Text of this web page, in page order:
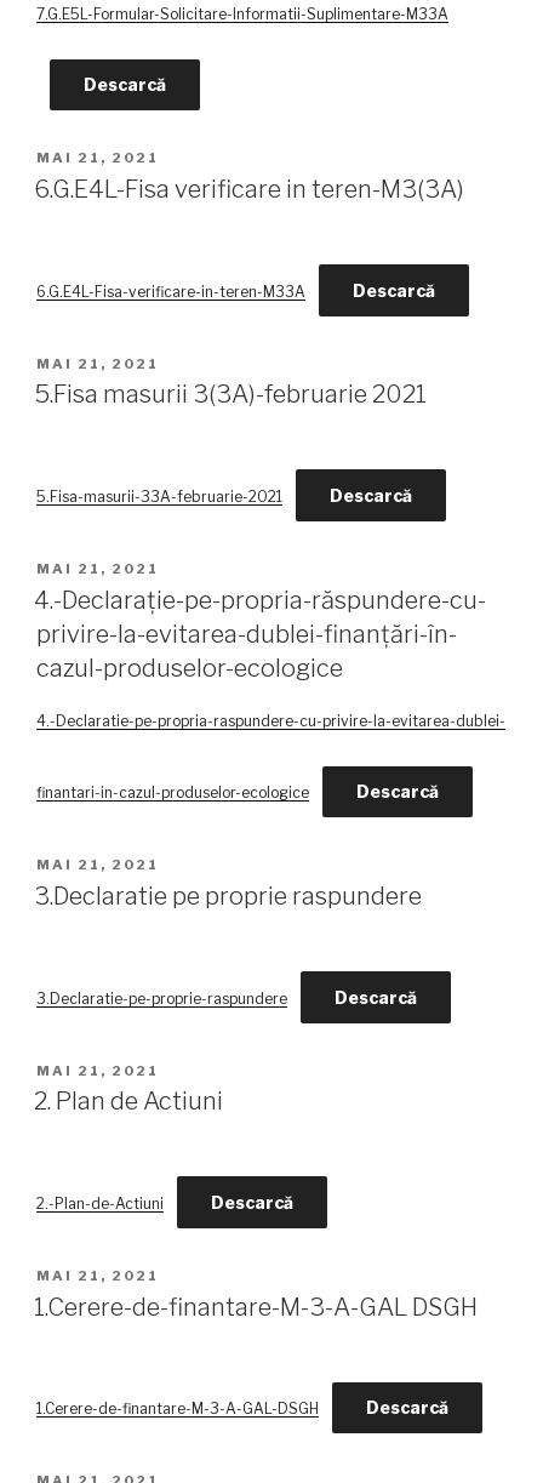
7.G.E5L-Formular-Solicitare-Informatii-Suplimentare-M33A
Descarcă
PUBLICAT
PE
MAI 21, 2021
6.G.E4L-Fisa verificare in teren-M3(3A)
6.G.E4L-Fisa-verificare-in-teren-M33A Descarcă
PUBLICAT
PE
MAI 21, 2021
5.Fisa masurii 3(3A)-februarie 2021
5.Fisa-masurii-33A-februarie-2021 Descarcă
PUBLICAT
PE
MAI 21, 2021
4.-Declaraţie-pe-propria-răspundere-cu-
privire-la-evitarea-dublei-finanțări-în-
cazul-produselor-ecologice
4.-Declaratie-pe-propria-raspundere-cu-privire-la-evitarea-dublei-
finantari-in-cazul-produselor-ecologice Descarcă
PUBLICAT
PE
MAI 21, 2021
3.Declaratie pe proprie raspundere
3.Declaratie-pe-proprie-raspundere Descarcă
PUBLICAT
PE
MAI 21, 2021
2. Plan de Actiuni
2.-Plan-de-Actiuni Descarcă
PUBLICAT
PE
MAI 21, 2021
1.Cerere-de-finantare-M-3-A-GAL DSGH
1.Cerere-de-finantare-M-3-A-GAL-DSGH Descarcă